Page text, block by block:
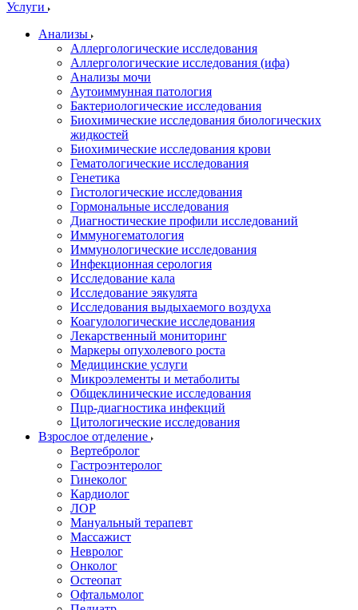
Услуги
Анализы
Аллергологические исследования
Аллергологические исследования (ифа)
Анализы мочи
Аутоиммунная патология
Бактериологические исследования
Биохимические исследования биологических
жидкостей
Биохимические исследования крови
Гематологические исследования
Генетика
Гистологические исследования
Гормональные исследования
Диагностические профили исследований
Иммуногематология
Иммунологические исследования
Инфекционная серология
Исследование кала
Исследование эякулята
Исследования выдыхаемого воздуха
Коагулологические исследования
Лекарственный мониторинг
Маркеры опухолевого роста
Медицинские услуги
Микроэлементы и метаболиты
Общеклинические исследования
Пцр-диагностика инфекций
Цитологические исследования
Взрослое отделение
Вертебролог
Гастроэнтеролог
Гинеколог
Кардиолог
ЛОР
Мануальный терапевт
Массажист
Невролог
Онколог
Остеопат
Офтальмолог